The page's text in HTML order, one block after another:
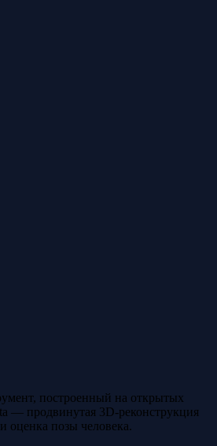
построенный на открытых
— продвинутая 3D-реконструкция
оценка позы человека.